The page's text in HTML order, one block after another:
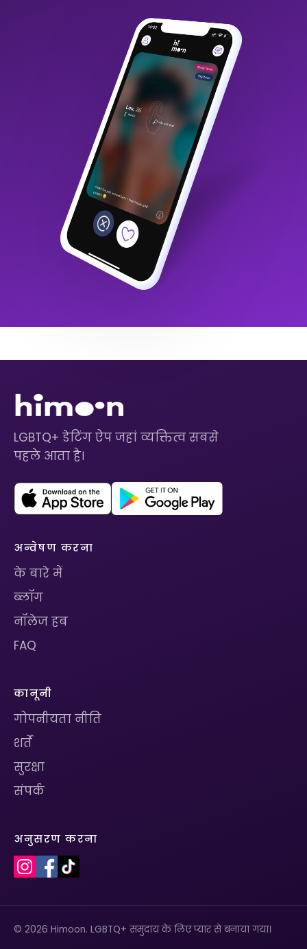
LGBTQ+ डेटिंग ऐप जहां व्यक्तित्व सबसे
पहले आता है।
अन्वेषण करना
के बारे में
ब्लॉग
नॉलेज हब
FAQ
कानूनी
गोपनीयता नीति
शर्तें
सुरक्षा
संपर्क
अनुसरण करना
© 2026 Himoon. LGBTQ+ समुदाय के लिए प्यार से बनाया गया।